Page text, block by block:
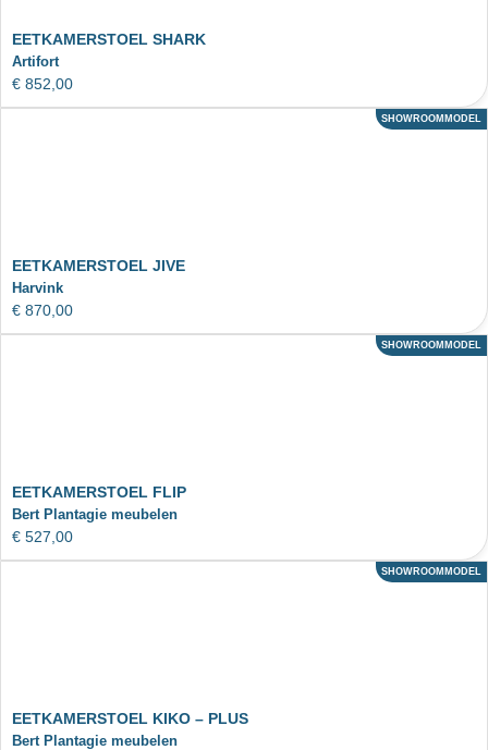
EETKAMERSTOEL SHARK
Artifort
€ 852,00
ACTIE
SHOWROOMMODEL
EETKAMERSTOEL JIVE
Harvink
€ 870,00
ACTIE
SHOWROOMMODEL
EETKAMERSTOEL FLIP
Bert Plantagie meubelen
€ 527,00
ACTIE
SHOWROOMMODEL
EETKAMERSTOEL KIKO – PLUS
Bert Plantagie meubelen